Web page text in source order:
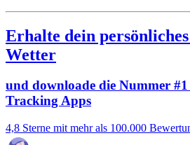
Erhalte dein
Wetter
und downloade die Nummer
Tracking Apps
4,8 Sterne mit mehr als 100.000